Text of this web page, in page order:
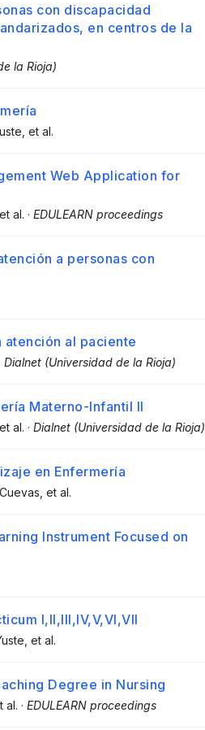
con discapacidad
en centros de la
la Rioja)
, et al.
Web Application for
, et al. · EDULEARN proceedings
a personas con
al paciente
Dialnet (Universidad de la Rioja)
Materno-Infantil II
, et al. · Dialnet (Universidad de la Rioja)
en Enfermería
, et al.
Instrument Focused on
I,II,III,IV,V,VI,VII
, et al.
Degree in Nursing
al. · EDULEARN proceedings